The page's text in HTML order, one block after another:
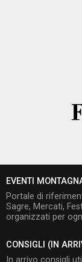
EVENTI
Portale di
Sagre, Mercati,
organizzati per
CONSIGLI (IN
In arrivo consigli